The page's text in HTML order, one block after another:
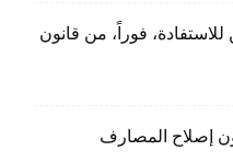
فوراً، من قانون
إصلاح المصارف